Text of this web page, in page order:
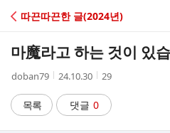
C
A
따끈따끈한 글(2024년)
마魔라고 하는 것이 있
작
자
doban79
작
시
간
24.10.30
조
수
29
목록 댓글 0